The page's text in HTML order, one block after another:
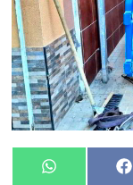
Compartir
WhatsApp